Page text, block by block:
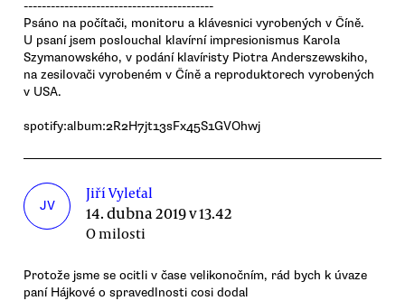
------------------------------------------
Psáno na počítači, monitoru a klávesnici vyrobených v Číně.
U psaní jsem poslouchal klavírní impresionismus Karola
Szymanowského, v podání klavíristy Piotra Anderszewskiho,
na zesilovači vyrobeném v Číně a reproduktorech vyrobených
v USA.
spotify:album:2R2H7jt13sFx45S1GVOhwj
JV
Jiří Vyleťal
14. dubna 2019 v 13.42
O milosti
Protože jsme se ocitli v čase velikonočním, rád bych k úvaze
paní Hájkové o spravedlnosti cosi dodal